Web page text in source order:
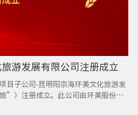
游发展有限公司注册成立
目子公司-昆明阳宗海环美文化旅游发
”）注册成立。此公司由环美股份子